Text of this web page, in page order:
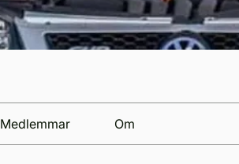
Medlemmar Om